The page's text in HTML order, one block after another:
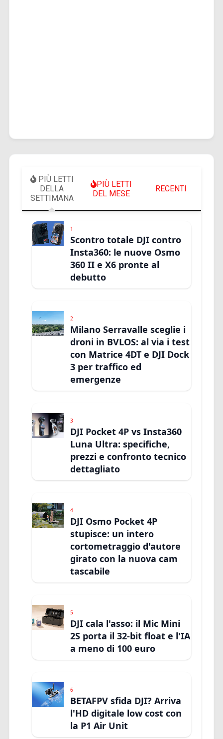
PIÙ LETTI
DELLA
SETTIMANA
PIÙ LETTI
DEL MESE
RECENTI
1
Scontro totale DJI contro
Insta360: le nuove Osmo
360 II e X6 pronte al
debutto
2
Milano Serravalle sceglie i
droni in BVLOS: al via i test
con Matrice 4DT e DJI Dock
3 per traffico ed
emergenze
3
DJI Pocket 4P vs Insta360
Luna Ultra: specifiche,
prezzi e confronto tecnico
dettagliato
4
DJI Osmo Pocket 4P
stupisce: un intero
cortometraggio d'autore
girato con la nuova cam
tascabile
5
DJI cala l'asso: il Mic Mini
2S porta il 32-bit float e l'IA
a meno di 100 euro
6
BETAFPV sfida DJI? Arriva
l'HD digitale low cost con
la P1 Air Unit